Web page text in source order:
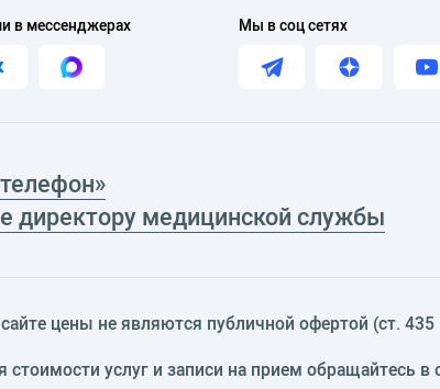
в мессенджерах Мы в соц сетях
директору медицинской службы
цены не являются публичной офертой (ст.
стоимости услуг и записи на прием обращайтесь в